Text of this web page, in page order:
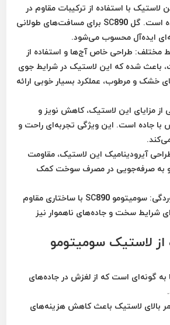
لاستیک با استفاده از ترکیبات مقاوم در
برابر سایش طراحی شده است. گل SC890 برای مسافت‌های طولانی
ایده‌آل محسوب می‌شود.
مختلف: طراحی خاص آج‌ها و استفاده از
باعث شده که این لاستیک در شرایط جوی
خشک و مرطوب، عملکرد بسیار خوبی ارائه
از مزایای این لاستیک، کاهش نویز و
با جاده است. این ویژگی تجربه‌ای راحت و
آیرودینامیک این لاستیک، مقاومت
به صرفه‌جویی در مصرف سوخت کمک
سومیتومو SC890 با ساختاری مقاوم
شرایط سخت و جاده‌های ناهموار نیز
از لاستیک سومیتومو
گونه‌ای است که از لغزش در جاده‌های
بالای لاستیک باعث کاهش هزینه‌های